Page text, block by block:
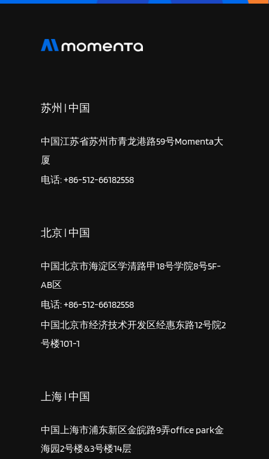
苏州 | 中国
中国江苏省苏州市青龙港路59号Momenta大
厦
电话: +86-512-66182558
北京 | 中国
中国北京市海淀区学清路甲18号学院8号5F-
AB区
电话: +86-512-66182558
中国北京市经济技术开发区经惠东路12号院2
号楼101-1
上海 | 中国
中国上海市浦东新区金皖路9弄office park金
海园2号楼&3号楼14层